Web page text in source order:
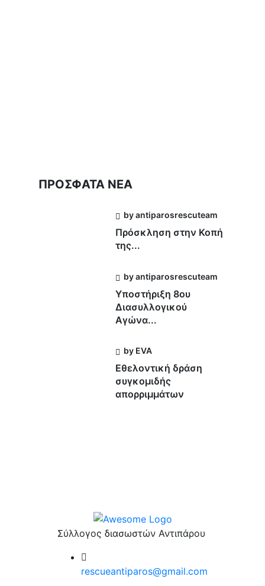
ΠΡΟΣΦΑΤΑ ΝΕΑ
by antiparosrescuteam
Πρόσκληση στην Κοπή
της...
by antiparosrescuteam
Υποστήριξη 8ου
Διασυλλογικού
Αγώνα...
by EVA
Εθελοντική δράση
συγκομιδής
απορριμμάτων
Σύλλογος διασωστών Αντιπάρου
rescueantiparos@gmail.com